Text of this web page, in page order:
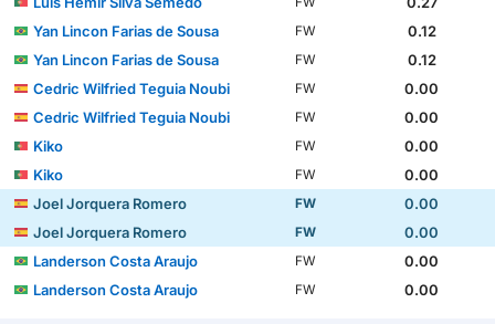
Yan Lincon Farias de Sousa
FW
0.12
Yan Lincon Farias de Sousa
FW
0.12
Cedric Wilfried Teguia Noubi
FW
0.00
Cedric Wilfried Teguia Noubi
FW
0.00
Kiko
FW
0.00
Kiko
FW
0.00
Joel Jorquera Romero
FW
0.00
Joel Jorquera Romero
FW
0.00
Landerson Costa Araujo
FW
0.00
Landerson Costa Araujo
FW 0.00